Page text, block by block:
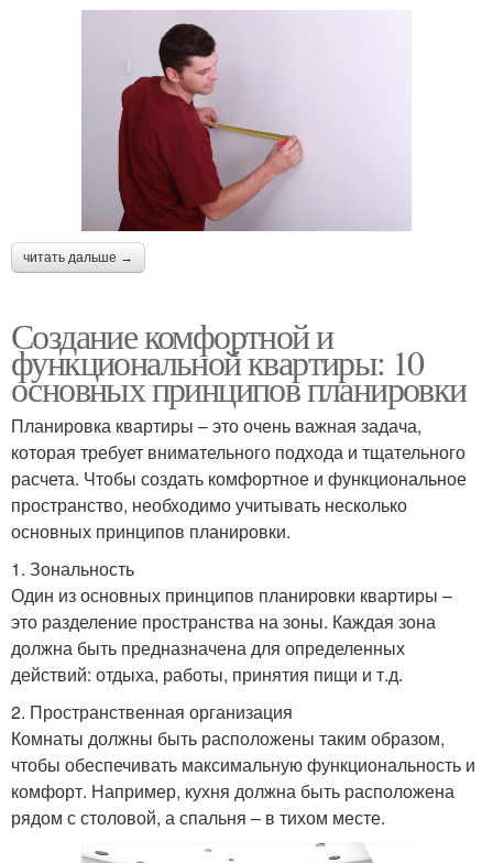
читать дальше →
Создание комфортной и
функциональной квартиры: 10
основных принципов планировки
Планировка квартиры – это очень важная задача,
которая требует внимательного подхода и тщательного
расчета. Чтобы создать комфортное и функциональное
пространство, необходимо учитывать несколько
основных принципов планировки.
1. Зональность
Один из основных принципов планировки квартиры –
это разделение пространства на зоны. Каждая зона
должна быть предназначена для определенных
действий: отдыха, работы, принятия пищи и т.д.
2. Пространственная организация
Комнаты должны быть расположены таким образом,
чтобы обеспечивать максимальную функциональность и
комфорт. Например, кухня должна быть расположена
рядом с столовой, а спальня – в тихом месте.